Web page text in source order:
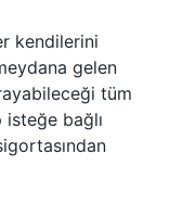
kendilerini
gelen
tüm
isteğe bağlı